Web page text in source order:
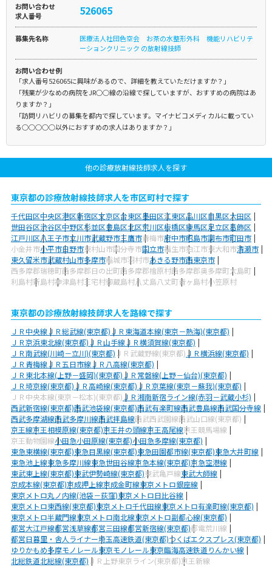
お問い合わせ
求人番号
526065
募集先名称
医療法人社団色空会 お茶の水整形外科 機能リハビリテ
ーションクリニック の放射線技師
お問い合わせ例
「求人番号526065に興味があるので、詳細を教えていただけますか？」
「残業が少なめの病院をJR○○線の沿線で探していますが、おすすめの病院はあ
りますか？」
「訪問リハビリの募集を都内で探しています。マイナビコメディカルに載ってい
る○○○○○以外におすすめの求人はありますか？」
他の診療放射線技師求人を探す
東京都の診療放射線技師求人を市区町村で探す
千代田区中央区港区新宿区文京区台東区墨田区江東区品川区目黒区大田区
世田谷区渋谷区中野区杉並区豊島区北区荒川区板橋区練馬区足立区葛飾区
江戸川区八王子市立川市武蔵野市三鷹市青梅市府中市昭島市調布市町田市
小金井市小平市日野市東村山市国分寺市国立市福生市狛江市東大和市清瀬市
東久留米市武蔵村山市多摩市稲城市羽村市あきる野市西東京市
西多摩郡瑞穂町西多摩郡日の出町西多摩郡檜原村西多摩郡奥多摩町大島町
利島村新島村神津島村三宅村御蔵島村八丈島八丈町青ヶ島村小笠原村
東京都の診療放射線技師求人を路線で探す
ＪＲ中央線ＪＲ総武線(東京都)ＪＲ東海道本線(東京－熱海)(東京都)
ＪＲ京浜東北線(東京都)ＪＲ山手線ＪＲ横須賀線(東京都)
ＪＲ南武線(川崎－立川)(東京都) ＪＲ武蔵野線(東京都)ＪＲ横浜線(東京都)
ＪＲ青梅線ＪＲ五日市線ＪＲ八高線(東京都)
ＪＲ東北本線(上野－盛岡)(東京都)ＪＲ常磐線(上野－仙台)(東京都)
ＪＲ埼京線(東京都)ＪＲ高崎線(東京都)ＪＲ京葉線(東京－蘇我)(東京都)
ＪＲ中央本線(東京－松本)(東京都)ＪＲ湘南新宿ライン線(赤羽－武蔵小杉)
西武新宿線(東京都)西武池袋線(東京都)西武有楽町線西武豊島線西武国分寺線
西武多摩湖線西武多摩川線西武拝島線西武西武園線西武山口線(東京都)
京王線京王相模原線(東京都)京王井の頭線京王高尾線京王競馬場線
京王動物園線小田急小田原線(東京都)小田急多摩線(東京都)
東急東横線(東京都)東急目黒線(東京都)東急田園都市線(東京都)東急大井町線
東急池上線東急多摩川線東急世田谷線京急本線(東京都)京急空港線
東武東上線(東京都)東武伊勢崎線(東京都)東武亀戸線東武大師線
京成本線(東京都)京成押上線京成金町線東京メトロ銀座線
東京メトロ丸ノ内線(池袋－荻窪)東京メトロ日比谷線
東京メトロ東西線(東京都)東京メトロ千代田線東京メトロ有楽町線(東京都)
東京メトロ半蔵門線東京メトロ南北線東京メトロ副都心線(東京都)
都営大江戸線都営浅草線都営三田線都営新宿線(東京都)都電荒川線
都営日暮里・舎人ライナー埼玉高速鉄道(東京都)つくばエクスプレス(東京都)
ゆりかもめ多摩モノレール東京モノレール東京臨海高速鉄道りんかい線
北総鉄道北総線(東京都) ＪＲ上野東京ライン(東京都)京王新線